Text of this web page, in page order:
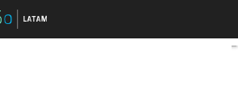
Las leyes del aire: lo que se